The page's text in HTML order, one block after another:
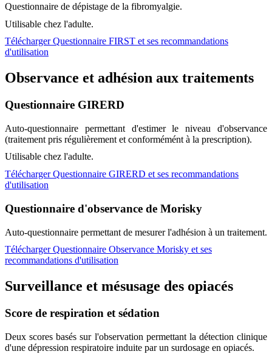
Questionnaire de dépistage de la fibromyalgie.
Utilisable chez l'adulte.
Télécharger Questionnaire FIRST et ses recommandations
d'utilisation
Observance et adhésion aux traitements
Questionnaire GIRERD
Auto-questionnaire permettant d'estimer le niveau d'observance
(traitement pris régulièrement et conformémént à la prescription).
Utilisable chez l'adulte.
Télécharger Questionnaire GIRERD et ses recommandations
d'utilisation
Questionnaire d'observance de Morisky
Auto-questionnaire permettant de mesurer l'adhésion à un traitement.
Télécharger Questionnaire Observance Morisky et ses
recommandations d'utilisation
Surveillance et mésusage des opiacés
Score de respiration et sédation
Deux scores basés sur l'observation permettant la détection clinique
d'une dépression respiratoire induite par un surdosage en opiacés.